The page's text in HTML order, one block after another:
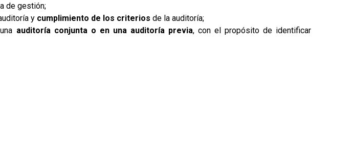
de gestión;
y cumplimiento de los criterios de la auditoría;
auditoría conjunta o en una auditoría previa, con el propósito de identificar